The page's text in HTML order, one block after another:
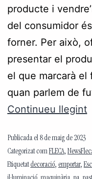
producte i
del consumidor
forner. Per això,
presentar el
el que marcarà
quan parlem de
Continueu llegint
Publicada el8 de maig de 2023
Categorizat comFLECA,
Etiquetatdecoració, emportar,